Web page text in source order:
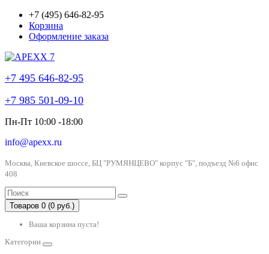
+7 (495) 646-82-95
Корзина
Оформление заказа
+7 495 646-82-95
+7 985 501-09-10
Пн-Пт 10:00 -18:00
info@apexx.ru
Москва, Киевское шоссе, БЦ "РУМЯНЦЕВО" корпус "Б", подъезд №6 офис
408
Товаров 0 (0 руб.)
Ваша корзина пуста!
Категории